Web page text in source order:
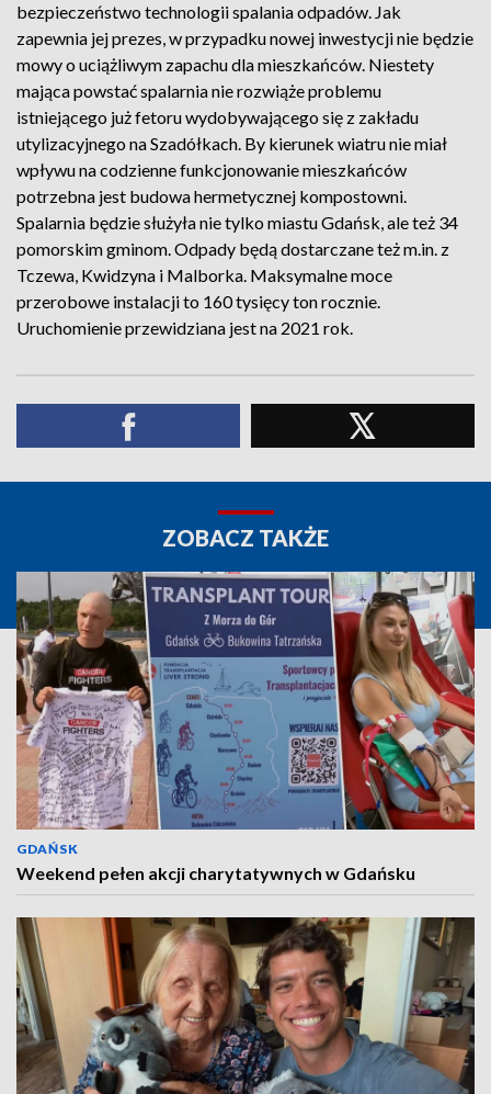
bezpieczeństwo technologii spalania odpadów. Jak
zapewnia jej prezes, w przypadku nowej inwestycji nie będzie
mowy o uciążliwym zapachu dla mieszkańców. Niestety
mająca powstać spalarnia nie rozwiąże problemu
istniejącego już fetoru wydobywającego się z zakładu
utylizacyjnego na Szadółkach. By kierunek wiatru nie miał
wpływu na codzienne funkcjonowanie mieszkańców
potrzebna jest budowa hermetycznej kompostowni.
Spalarnia będzie służyła nie tylko miastu Gdańsk, ale też 34
pomorskim gminom. Odpady będą dostarczane też m.in. z
Tczewa, Kwidzyna i Malborka. Maksymalne moce
przerobowe instalacji to 160 tysięcy ton rocznie.
Uruchomienie przewidziana jest na 2021 rok.
ZOBACZ TAKŻE
GDAŃSK
Weekend pełen akcji charytatywnych w Gdańsku